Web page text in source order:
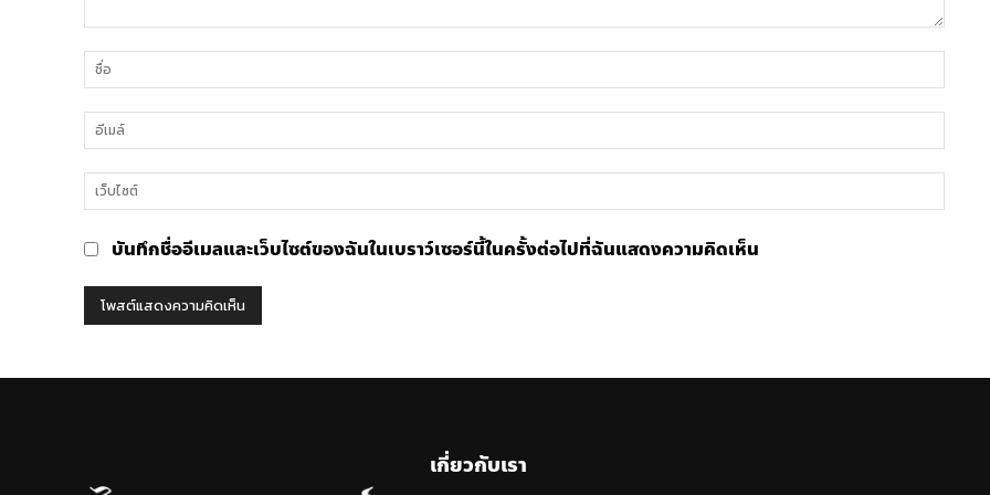
คิด
เห็น
บันทึกชื่ออีเมลและเว็บไซต์ของฉันในเบราว์เซอร์นี้ในครั้งต่อไปที่ฉันแสดงความคิดเห็น
เกี่ยวกับเรา